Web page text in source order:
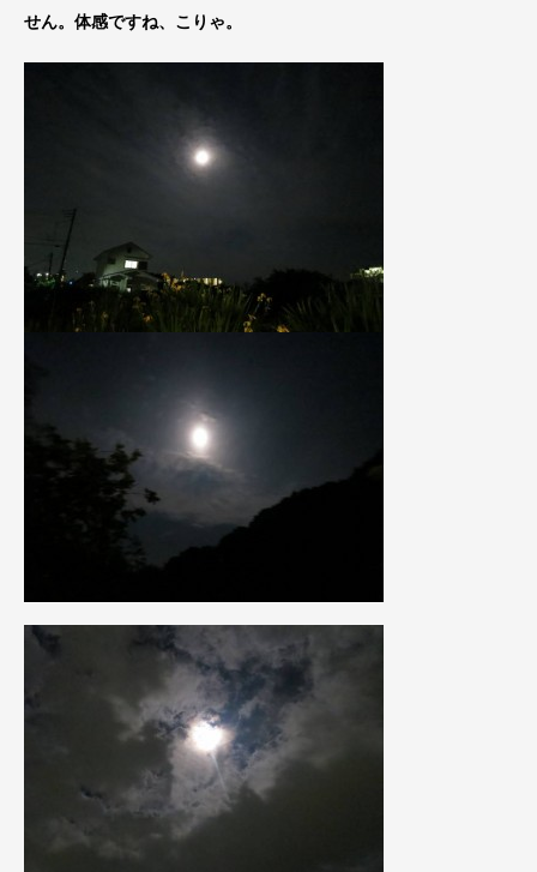
せん。体感ですね、こりゃ。